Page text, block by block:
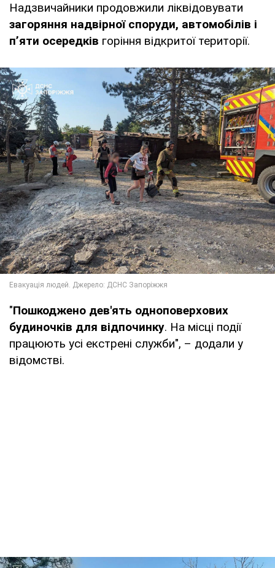
Надзвичайники продовжили ліквідовувати
загоряння надвірної споруди, автомобілів і
п’яти осередків горіння відкритої території.
"Пошкоджено дев'ять одноповерхових
будиночків для відпочинку. На місці події
працюють усі екстрені служби", – додали у
відомстві.